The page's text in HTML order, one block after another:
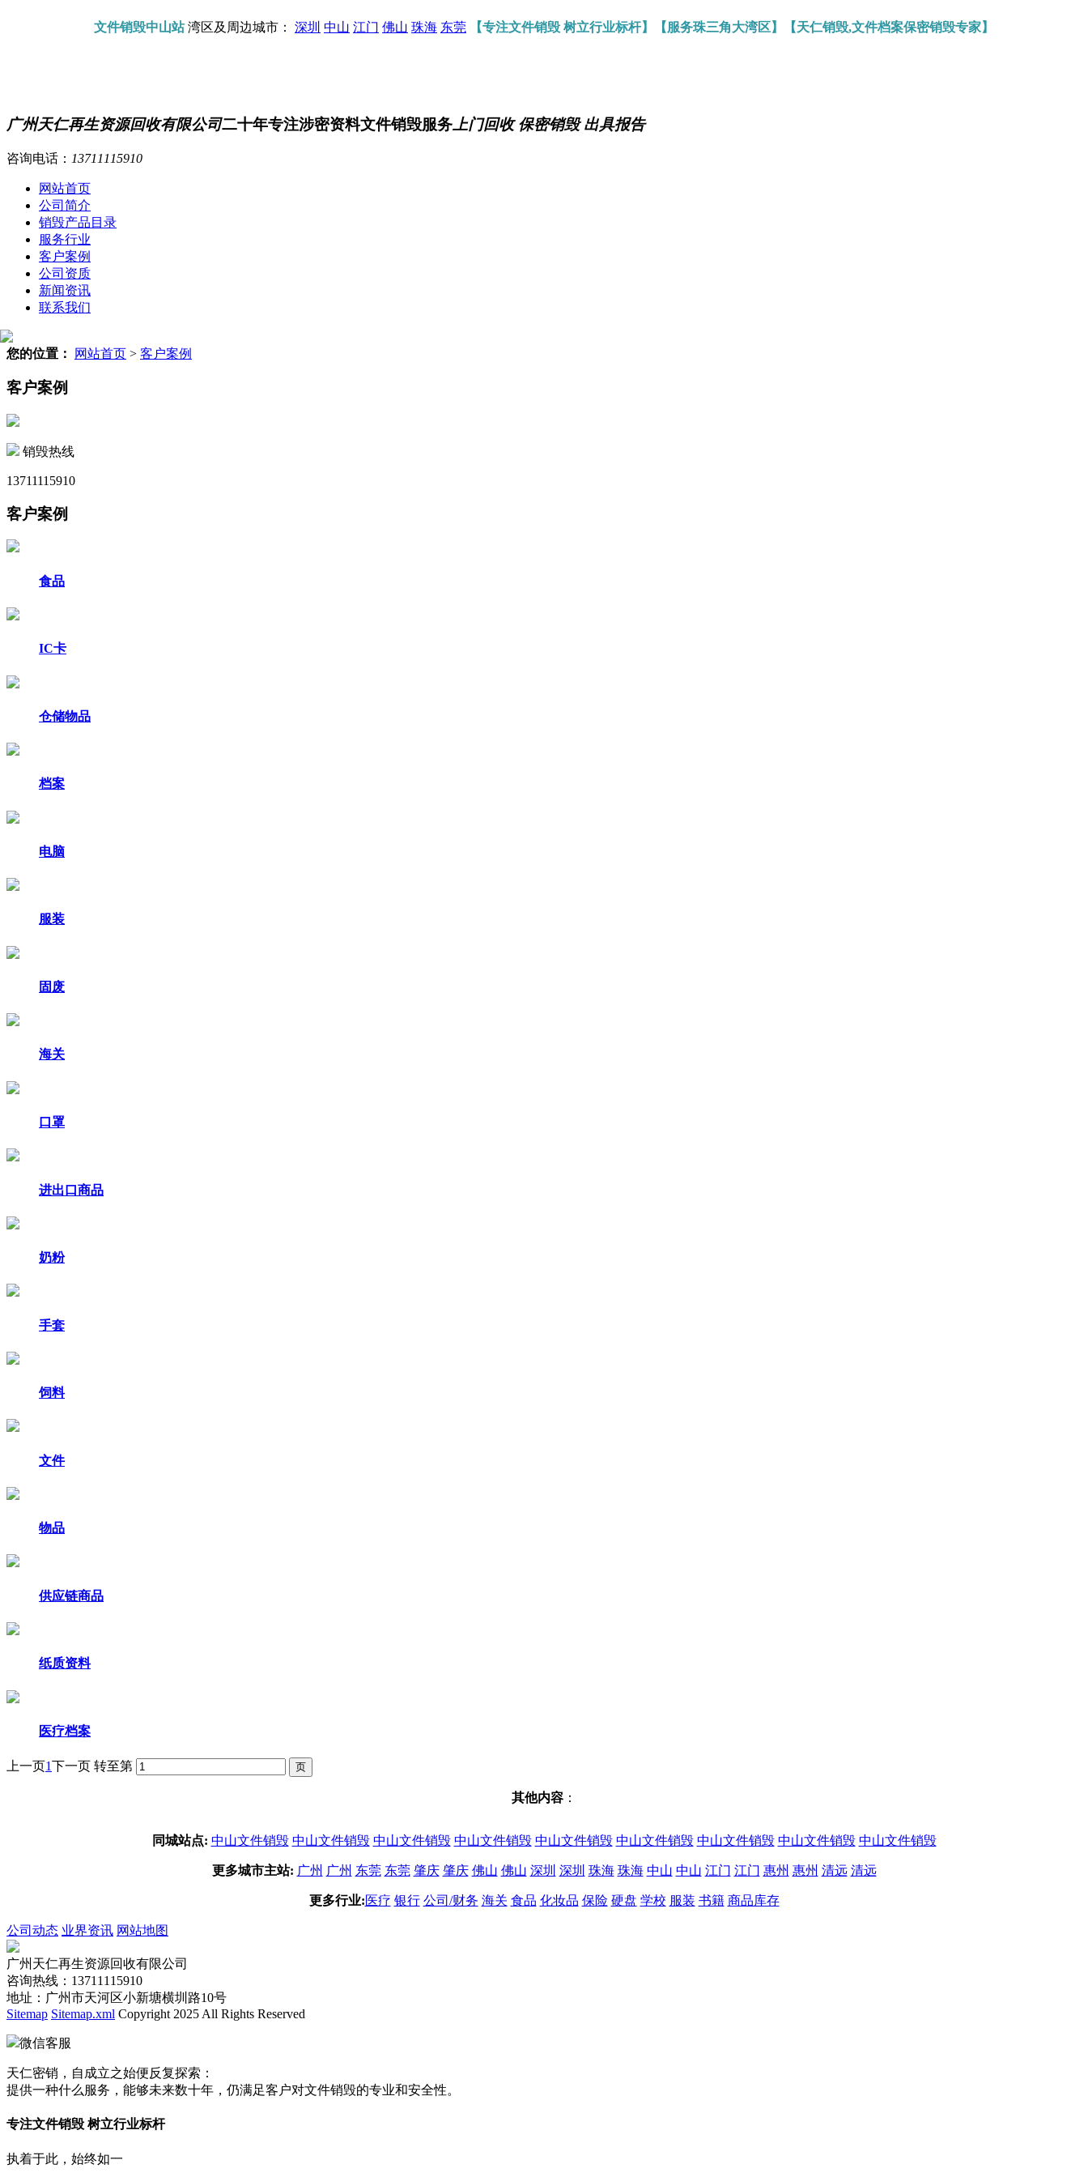
文件销毁中山站湾区及周边城市： 深圳 中山 江门 佛山 珠海 东莞 【专注文件销毁 树立行业标杆】【服务珠三角大湾区】【天仁销毁,文件档案保密销毁专家】
广州天仁再生资源回收有限公司二十年专注涉密资料文件销毁服务 上门回收 保密销毁 出具报告
咨询电话： 13711115910
网站首页
公司简介
销毁产品目录
服务行业
客户案例
公司资质
新闻资讯
联系我们
您的位置： 网站首页 > 客户案例
客户案例
销毁热线
13711115910
客户案例
食品
IC卡
仓储物品
档案
电脑
服装
固废
海关
口罩
进出口商品
奶粉
手套
饲料
文件
物品
供应链商品
纸质资料
医疗档案
上一页1下一页 转至第
其他内容 ：
同城站点: 中山文件销毁 中山文件销毁 中山文件销毁 中山文件销毁 中山文件销毁 中山文件销毁 中山文件销毁 中山文件销毁 中山文件销毁
更多城市主站: 广州 广州 东莞 东莞 肇庆 肇庆 佛山 佛山 深圳 深圳 珠海 珠海 中山 中山 江门 江门 惠州 惠州 清远 清远
更多行业:医疗 银行 公司/财务 海关 食品 化妆品 保险 硬盘 学校 服装 书籍 商品库存
公司动态 业界资讯 网站地图
广州天仁再生资源回收有限公司
咨询热线：13711115910
地址：广州市天河区小新塘横圳路10号
Sitemap Sitemap.xml Copyright 2025 All Rights Reserved
微信客服
天仁密销，自成立之始便反复探索：
提供一种什么服务，能够未来数十年，仍满足客户对文件销毁的专业和安全性。
专注文件销毁 树立行业标杆
执着于此，始终如一